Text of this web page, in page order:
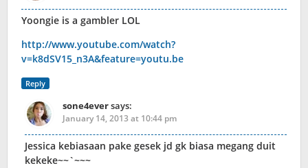
Yoongie is a gambler LOL
http://www.youtube.com/watch?
v=k8dSV15_n3A&feature=youtu.be
Reply
sone4eversays:
January 14, 2013 at 10:44 pm
Jessica kebiasaan pake gesek jd gk biasa megang duit
kekeke~~`~~~